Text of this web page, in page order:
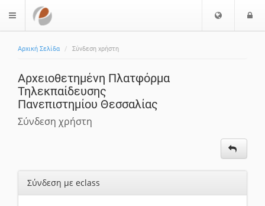
$langMenu
Επιλογή
Αρχική Σελίδα Σύνδεση χρήστη
Αρχειοθετημένη Πλατφόρμα
Τηλεκπαίδευσης
Πανεπιστημίου Θεσσαλίας
Σύνδεση χρήστη
Σύνδεση με eclass